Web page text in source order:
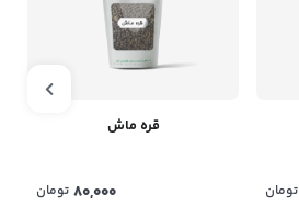
تومان
قره ماش
80,000 تومان